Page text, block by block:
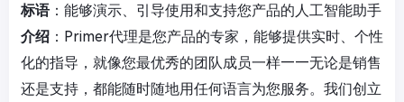
标语：能够演示、引导使用和支持您产品的人工智能助手
介绍 ：Primer代理是您产品的专家，能够提供实时、个性
化的指导，就像您最优秀的团队成员一样——无论是销售
还是支持，都能随时随地用任何语言为您服务。我们创立